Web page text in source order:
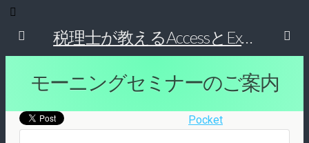
税理士が教えるAccessとExcelで経理の仕事を効率的にする方法
モーニングセミナーのご案内
Pocket